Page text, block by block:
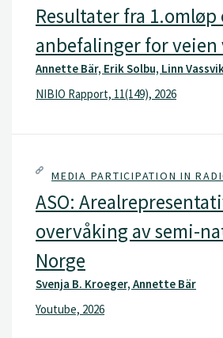
Resultater fra 1.omløp
anbefalinger for veien
Annette Bär, Erik Solbu, Linn
NIBIO Rapport, 11(149), 2026
MEDIA PARTICIPATION IN
ASO:
overvåking av semi-
Norge
Svenja B. Kroeger, Annette Bär
Youtube, 2026